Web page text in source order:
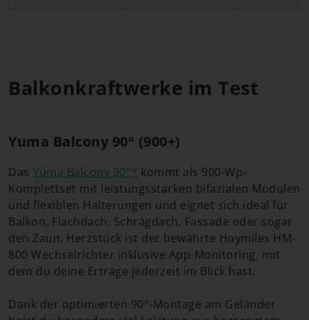
Balkonkraftwerke im Test
Yuma Balcony 90° (900+)
Das Yuma Balcony 90°* kommt als 900-Wp-
Komplettset mit leistungsstarken bifazialen Modulen
und flexiblen Halterungen und eignet sich ideal für
Balkon, Flachdach, Schrägdach, Fassade oder sogar
den Zaun. Herzstück ist der bewährte Hoymiles HM-
800 Wechselrichter inklusive App-Monitoring, mit
dem du deine Erträge jederzeit im Blick hast.
Dank der optimierten 90°-Montage am Geländer